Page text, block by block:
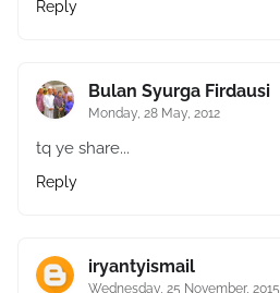
Reply
Bulan Syurga Firdausi
Monday, 28 May, 2012
tq ye share...
Reply
iryantyismail
Wednesday, 25 November, 2015